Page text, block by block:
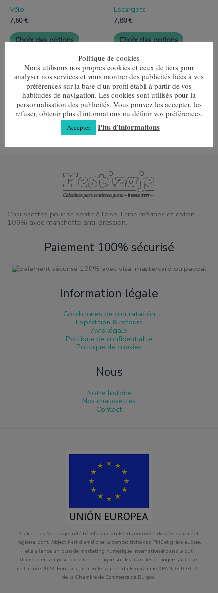
Vélo
7,80€
Choix des options Les
options
être
choisies
sur
la
page
de
produit
Escargots
7,80€
Choix des options Les
options
choisies
sur
la
page
de
produit
noir lisse
7,80€
Choix des options
Ce
produit
a
plusieurs
variantes.
Les
options
peuvent
choisies
de
produit
Chaussettes pour se sentir à l'aise. Laine mérinos et coton
100% avec manchette anti-pression.
Paiement 100% sécurisé
Information légale
Condiciones de contratación
Expédition & retours
Avis légale
Politique de confidentialité
Politique de cookies
Nous
Notre histoire
Nos chaussettes
Contact
Calcetines Mestizaje a été bénéficiaire du Fonds européen de développement
régional dont l'objectif est d'améliorer la compétitivité des PME et grâce auquel
elle a lancé un plan de marketing numérique international dans le but
d'améliorer son positionnement en ligne sur les marchés étrangers au cours
de l'année 2023. Pour cela, il a eu le soutien du Programme XPANDE DIGITAL
de la Chambre de Commerce de Burgos.
Politique de cookies
Nous utilisons nos propres cookies et ceux de tiers pour
analyser nos services et vous montrer des publicités liées à vos
préférences sur la base d'un profil établi à partir de vos
habitudes de navigation. Les cookies sont utilisés pour la
personnalisation des publicités. Vous pouvez les accepter, les
refuser, obtenir plus d'informations ou définir vos préférences.
Accepter Plus d'informations